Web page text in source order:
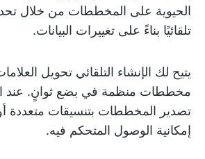
الحيوية على المخططات من خلال
تلقائيًا بناءً على تغييرات البيانات.
يتيح لك الإنشاء التلقائي تحويل
مخططات منظمة في بضع ثوانٍ. عند
تصدير المخططات بتنسيقات متعددة
إمكانية الوصول المتحكم فيه.